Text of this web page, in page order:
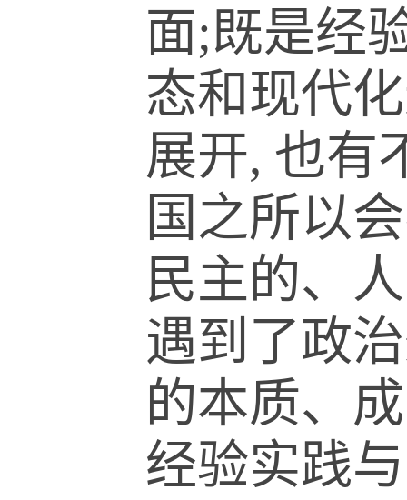
面;既是经
态和现代
展开, 也有
国之所以
民主的、
遇到了政
的本质、
经验实践